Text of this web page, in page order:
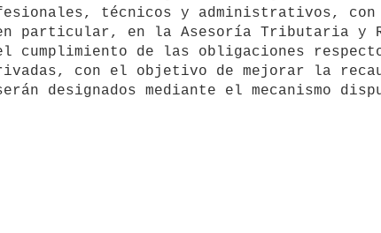
técnicos y administrativos,
particular, en la Asesoría Tributaria y
de las obligaciones
con el objetivo de mejorar la
designados mediante el mecanismo